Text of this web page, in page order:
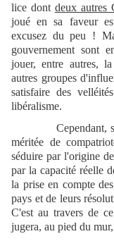
lice dont deux autres
joué en sa faveur
excusez du peu !
gouvernement sont
jouer, entre autres,
autres groupes
satisfaire des
libéralisme.
Cependant, si la
méritée de
séduire par l'origine
par la capacité réelle
la prise en compte
pays et de leurs
C'est au travers de
jugera, au pied du